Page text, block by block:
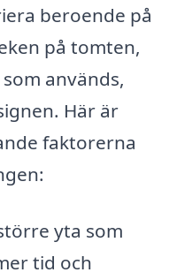
beroende på
på tomten,
används,
Här är
faktorerna
yta som
tid och